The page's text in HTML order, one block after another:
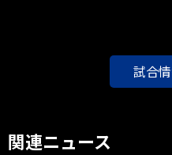
試合
関連ニュース